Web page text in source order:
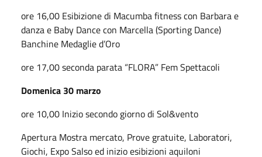
ore 16,00 Esibizione di Macumba fitness con Barbara e
danza e Baby Dance con Marcella (Sporting Dance)
Banchine Medaglie d’Oro
ore 17,00 seconda parata “FLORA” Fem Spettacoli
Domenica 30 marzo
ore 10,00 Inizio secondo giorno di Sol&vento
Apertura Mostra mercato, Prove gratuite, Laboratori,
Giochi, Expo Salso ed inizio esibizioni aquiloni